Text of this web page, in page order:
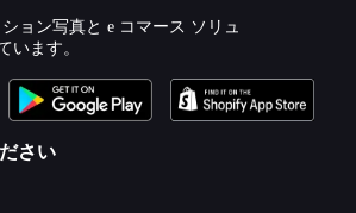
ョン写真と e コマース ソリュ
います。
さい